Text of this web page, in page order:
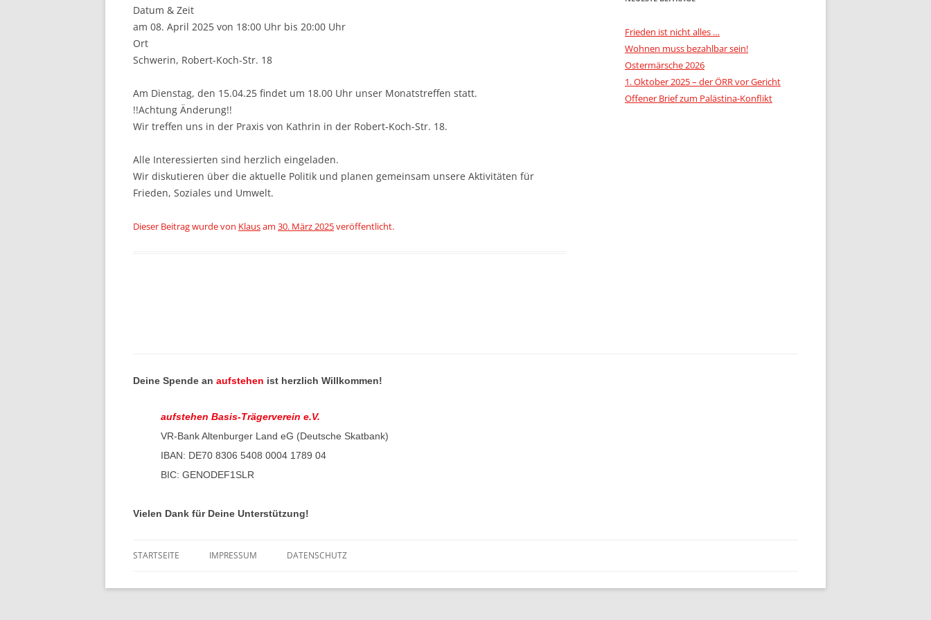
Datum & Zeit
am 08. April 2025 von 18:00 Uhr bis 20:00 Uhr
Ort
Schwerin, Robert-Koch-Str. 18
Am Dienstag, den 15.04.25 findet um 18.00 Uhr unser Monatstreffen statt.
!!Achtung Änderung!!
Wir treffen uns in der Praxis von Kathrin in der Robert-Koch-Str. 18.
Alle Interessierten sind herzlich eingeladen.
Wir diskutieren über die aktuelle Politik und planen gemeinsam unsere Aktivitäten für
Frieden, Soziales und Umwelt.
Dieser Beitrag wurdevon Klausam 30. März 2025veröffentlicht.
Frieden ist nicht alles …
Wohnen muss bezahlbar sein!
Ostermärsche 2026
1. Oktober 2025 – der ÖRR vor Gericht
Offener Brief zum Palästina-Konflikt
Deine Spende an aufstehen ist herzlich Willkommen!
aufstehen Basis-Trägerverein e.V.
VR-Bank Altenburger Land eG (Deutsche Skatbank)
IBAN: DE70 8306 5408 0004 1789 04
BIC: GENODEF1SLR
Vielen Dank für Deine Unterstützung!
STARTSEITE IMPRESSUM DATENSCHUTZ